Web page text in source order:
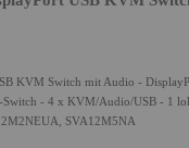
KVM Switch mit Audio -
- 4 x KVM/Audio/USB - 1
SVA12M5NA